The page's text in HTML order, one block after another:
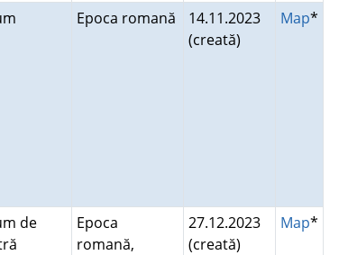
Epoca romană
14.11.2023
(creată)
Map*
de
Epoca
romană,
27.12.2023
(creată)
Map*